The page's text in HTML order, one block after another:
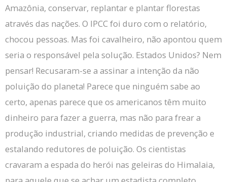
Amazônia, conservar, replantar e plantar florestas
através das nações. O IPCC foi duro com o relatório,
chocou pessoas. Mas foi cavalheiro, não apontou quem
seria o responsável pela solução. Estados Unidos? Nem
pensar! Recusaram-se a assinar a intenção da não
poluição do planeta! Parece que ninguém sabe ao
certo, apenas parece que os americanos têm muito
dinheiro para fazer a guerra, mas não para frear a
produção industrial, criando medidas de prevenção e
estalando redutores de poluição. Os cientistas
cravaram a espada do herói nas geleiras do Himalaia,